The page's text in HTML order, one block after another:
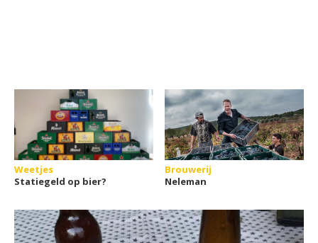
Weetjes
Statiegeld op bier?
Brouwerij
Neleman